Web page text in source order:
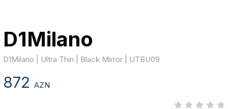
D1Milano
D1Milano | Ultra Thin | Black Mirror | UTBU09
872AZN